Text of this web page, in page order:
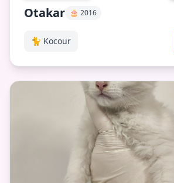
Otakar 🎂 2016
🐈 Kocour